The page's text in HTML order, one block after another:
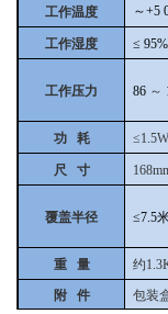
工作温度 ～+5
工作湿度 ≤
工作压力 86 ～
功 耗
尺 寸
覆盖半径 ≤7.5
重 量
约
附 件
包装